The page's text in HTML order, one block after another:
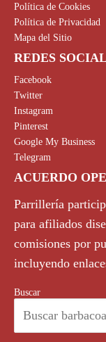
Política de Cookies
Política de Privacidad
Mapa del Sitio
REDES
Facebook
Twitter
Instagram
Pinterest
Google My Business
Telegram
ACUERDO
Parrillería
para afiliados
comisiones por
incluyendo
Buscar